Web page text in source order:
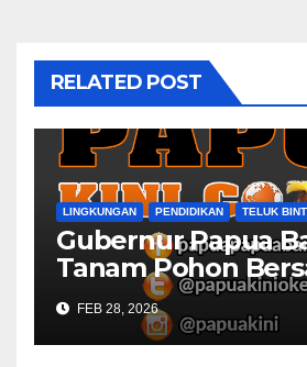
RELATED POST
LINGKUNGAN PENDIDIKAN TELUK
Gubernur Papua
Tanam Pohon
Civitas Academica
Universitas
FEB 28, 2026